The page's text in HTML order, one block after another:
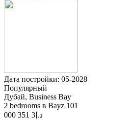
Дата постройки: 05-2028
Популярный
Дубай, Business Bay
2 bedrooms в Bayz 101
د.إ 3 351 000